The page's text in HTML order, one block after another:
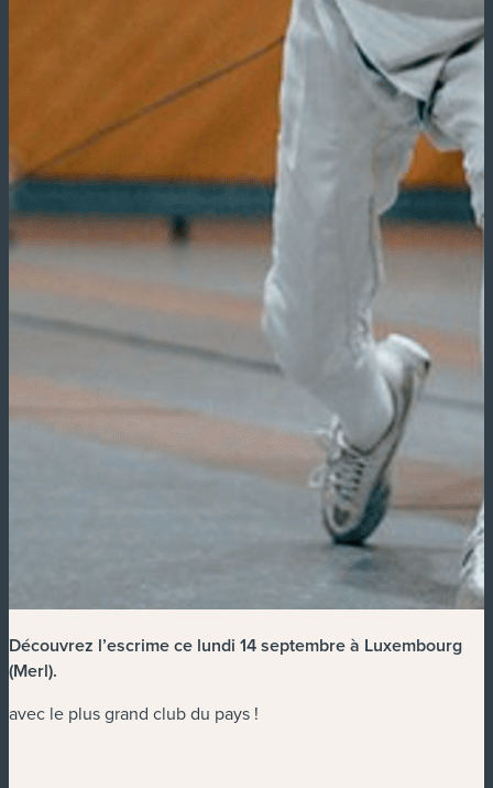
Découvrez l’escrime ce lundi 14 septembre à Luxembourg
(Merl).
avec le plus grand club du pays !